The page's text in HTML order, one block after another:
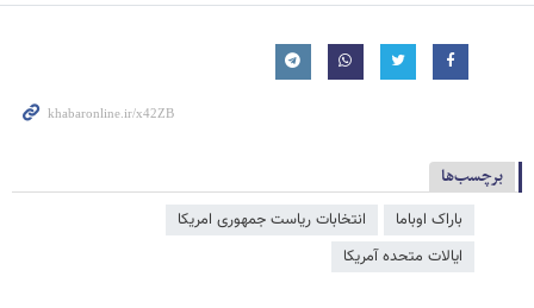
برچسب‌ها
باراک اوباما
انتخابات ریاست جمهوری امریکا
ایالات متحده آمریکا